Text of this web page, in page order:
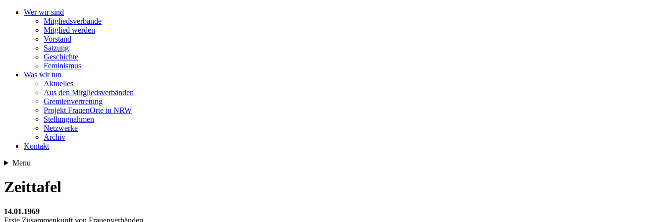
Wer wir sind
Mitgliedsverbände
Mitglied werden
Vorstand
Satzung
Geschichte
Feminismus
Was wir tun
Aktuelles
Aus den Mitgliedsverbänden
Gremienvertretung
Projekt FrauenOrte in NRW
Stellungnahmen
Netzwerke
Archiv
Kontakt
Menu
Zeittafel
14.01.1969
Erste Zusammenkunft von Frauenverbänden